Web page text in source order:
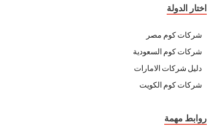
اختار الدولة
شركات كوم مصر
شركات كوم السعودية
دليل شركات الامارات
شركات كوم الكويت
روابط مهمة